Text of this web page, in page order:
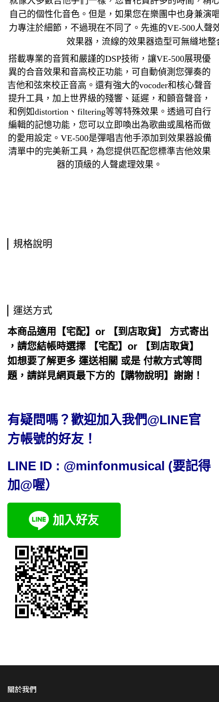
自己的個性化音色。但是，如果您在樂團中也身兼演
力專注於細節，不過現在不同了。先進的VE-500人
效果器，流線的效果器造型可無縫地
搭載專業的音質和嚴謹的DSP技術，讓VE-500展現優
異的合音效果和音高校正功能，可自動偵測您彈奏的
吉他和弦來校正音高。還有強大的vocoder和核心聲音
提升工具，加上世界級的殘響、延遲，和顫音聲音，
和例如distortion、filtering等等特殊效果。透過可自行
編輯的記憶功能，您可以立即喚出為歌曲或風格而做
的愛用設定。VE-500是彈唱吉他手添加到效果器設備
清單中的完美新工具，為您提供匹配您標準吉他效果
器的頂級的人聲處理效果。
規格說明
運送方式
本商品適用【宅配】or 【到店取貨】 方式寄出
，請您結帳時選擇 【宅配】or 【到店取貨】
如想要了解更多 運送相關 或是 付款方式等問
題，請詳見網頁最下方的【購物說明】謝謝！
有疑問嗎？歡迎加入我們@LINE官
方帳號的好友！
LINE ID : @minfonmusical (要記得
加@喔）
關於我們